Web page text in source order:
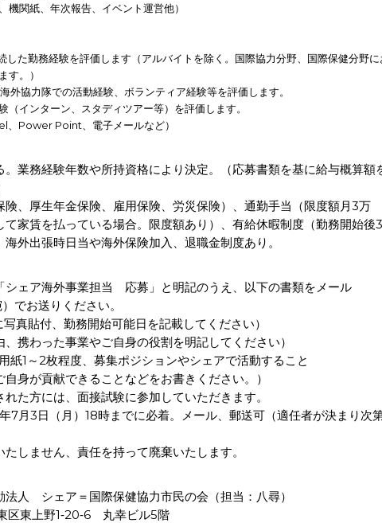
機関紙、年次報告、イベント運営他）
した勤務経験を評価します（アルバイトを除く。国際協力分野、国際保健分野に
す。）
外協力隊での活動経験、ボランティア経験等を評価します。
（インターン、スタディツアー等）を評価します。
、Power Point、電子メールなど）
。業務経験年数や所持資格により決定。（応募書類を基に給与概算額
険、厚生年金保険、雇用保険、労災保険）、通勤手当（限度額月3万
て家賃を払っている場合。限度額あり）、有給休暇制度（勤務開始後
外出張時日当や海外保険加入、退職金制度あり。
シェア海外事業担当 応募」と明記のうえ、以下の書類をメール
でお送りください。
真貼付、勤務開始可能日を記載してください）
携わった事業やご自身の役割を明記してください）
1～2枚程度、募集ポジションやシェアで活動すること
身が貢献できることなどをお書きください。）
れた方には、面接試験に参加していただきます。
7月3日（月）18時までに必着。メール、郵送可（適任者が決まり次第
たしません、責任を持って廃棄いたします。
法人 シェア＝国際保健協力市民の会（担当：八尋）
区東上野1‐20‐6 丸幸ビル5階